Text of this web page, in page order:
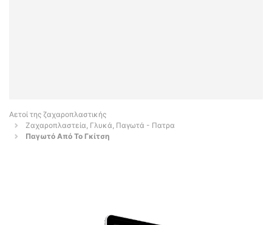
Αετοί της ζαχαροπλαστικής
Ζαχαροπλαστεία, Γλυκά, Παγωτά - Πατρα
Παγωτό Από Το Γκίτση